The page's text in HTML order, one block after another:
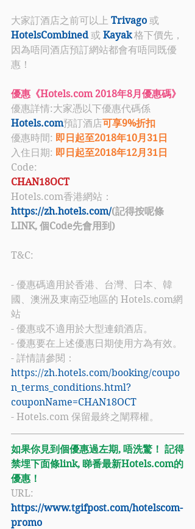
大家訂酒店之前可以上 Trivago 或
HotelsCombined 或 Kayak 格下價先，
因為唔同酒店預訂網站都會有唔同既優
惠！
優惠《Hotels.com 2018年8月優惠碼》
優惠詳情:大家憑以下優惠代碼係
Hotels.com預訂酒店可享9%折扣
優惠時間: 即日起至2018年10月31日
入住日期: 即日起至2018年12月31日
Code:
CHAN18OCT
Hotels.com香港網站：
https://zh.hotels.com/(記得按呢條
LINK, 個Code先會用到)
T&C:
- 優惠碼適用於香港、台灣、日本、韓
國、澳洲及東南亞地區的 Hotels.com網
站
- 優惠或不適用於大型連鎖酒店。
- 優惠要在上述優惠日期使用方為有效。
- 詳情請參閱：
https://zh.hotels.com/booking/coupo
n_terms_conditions.html?
couponName=CHAN18OCT
- Hotels.com 保留最終之闡釋權。
如果你見到個優惠過左期, 唔洗驚！ 記得
禁埋下面條link, 睇番最新Hotels.com的
優惠！
URL:
https://www.tgifpost.com/hotelscom-
promo